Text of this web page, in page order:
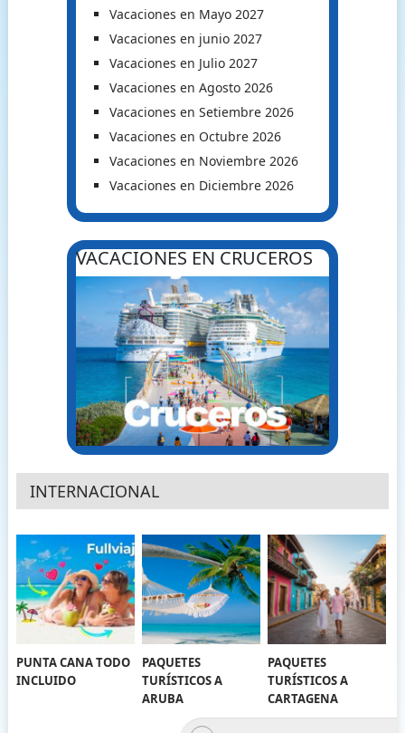
Vacaciones en Mayo 2027
Vacaciones en junio 2027
Vacaciones en Julio 2027
Vacaciones en Agosto 2026
Vacaciones en Setiembre 2026
Vacaciones en Octubre 2026
Vacaciones en Noviembre 2026
Vacaciones en Diciembre 2026
VACACIONES EN CRUCEROS
INTERNACIONAL
PUNTA CANA TODO
INCLUIDO
PAQUETES
TURÍSTICOS A
ARUBA
PAQUETES
TURÍSTICOS A
CARTAGENA